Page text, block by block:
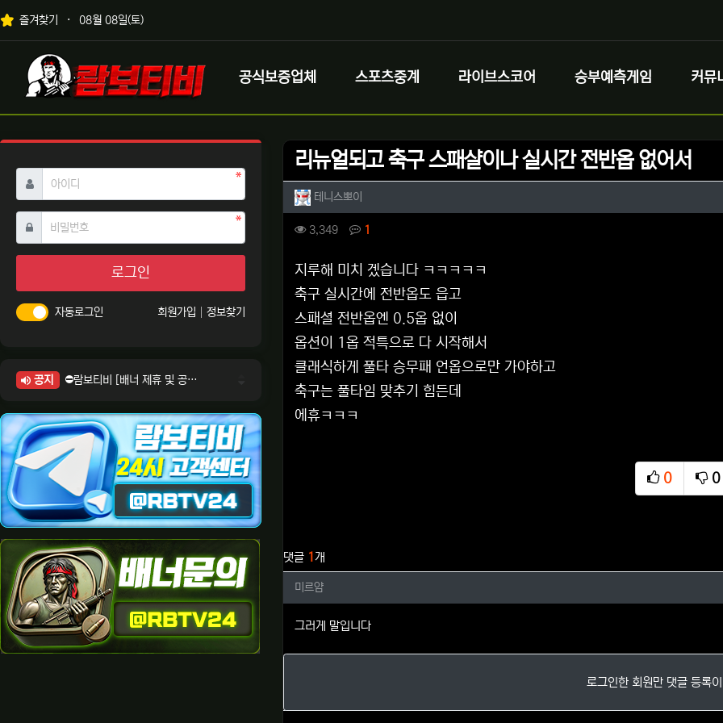
상단 네비
즐겨찾기 08월 08일(토)
메인 메뉴
로고
공식보증업체 스포츠중계 라이브스코어 승부예측게임 커뮤
리뉴얼되고 축구 스패샬이나 실시간 전반옵 없어서
작성자 정보
테니스뽀이
컨텐츠 정보
3,349조회 1
본문
지루해 미치 겠습니다 ㅋㅋㅋㅋㅋ
축구 실시간에 전반옵도 읍고
스패셜 전반옵엔 0.5옵 없이
옵션이 1옵 적특으로 다 시작해서
클래식하게 풀타 승무패 언옵으로만 가야하고
축구는 풀타임 맞추기 힘든데
에휴ㅋㅋㅋ
0
추천
0
비
댓글 1 개
미르얌님의 댓글
미르얌
그러게 말입니다
로그인한 회원만 댓글 등록
아이디 필수
비밀번호필수
로그인
자동로그인 회원가입 정보찾기
공지
⛔람보티비 [배너 제휴 및 공식 입점 문의 안내]
⛔람보티비 [정회원 등급UP! 안내사항]
⛔람보티비 [채팅방 이용시 주의사항]
⛔람보티비 [공식보증업체 안내]